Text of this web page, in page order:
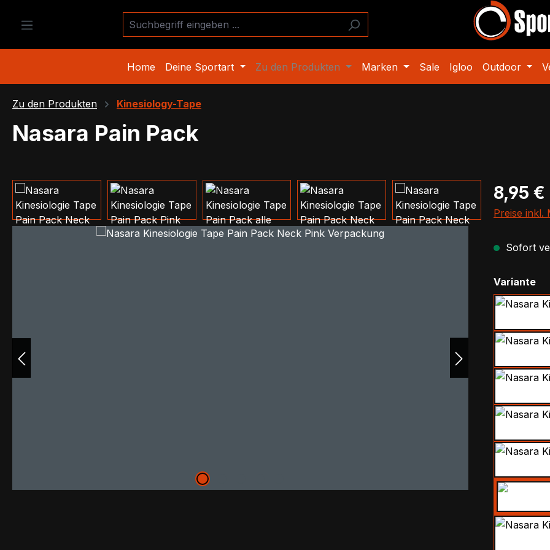
Zur Hauptnavigation springen
Home Deine Sportart Zu den Produkten Marken Sale Igloo Outdoor
Zu den Produkten Kinesiology-Tape
Nasara Pain Pack
Bildergalerie überspringen Regulärer
8,95 €
Preise inkl.
Sofort
Variante